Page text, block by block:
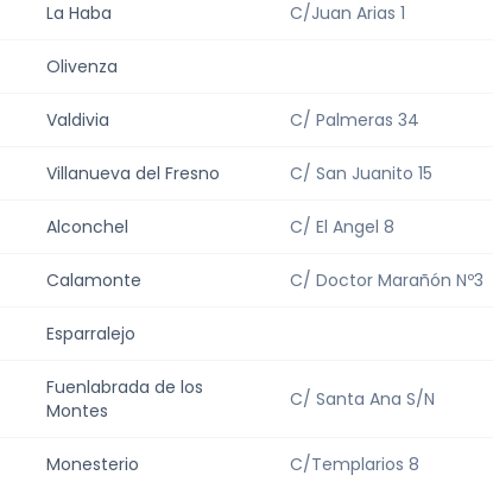
La Haba C/Juan Arias 1
Olivenza
Valdivia C/ Palmeras 34
Villanueva del Fresno C/ San Juanito 15
Alconchel C/ El Angel 8
Calamonte C/ Doctor Marañón Nº3
Esparralejo
Fuenlabrada de los
Montes
C/ Santa Ana S/N
Monesterio C/Templarios 8